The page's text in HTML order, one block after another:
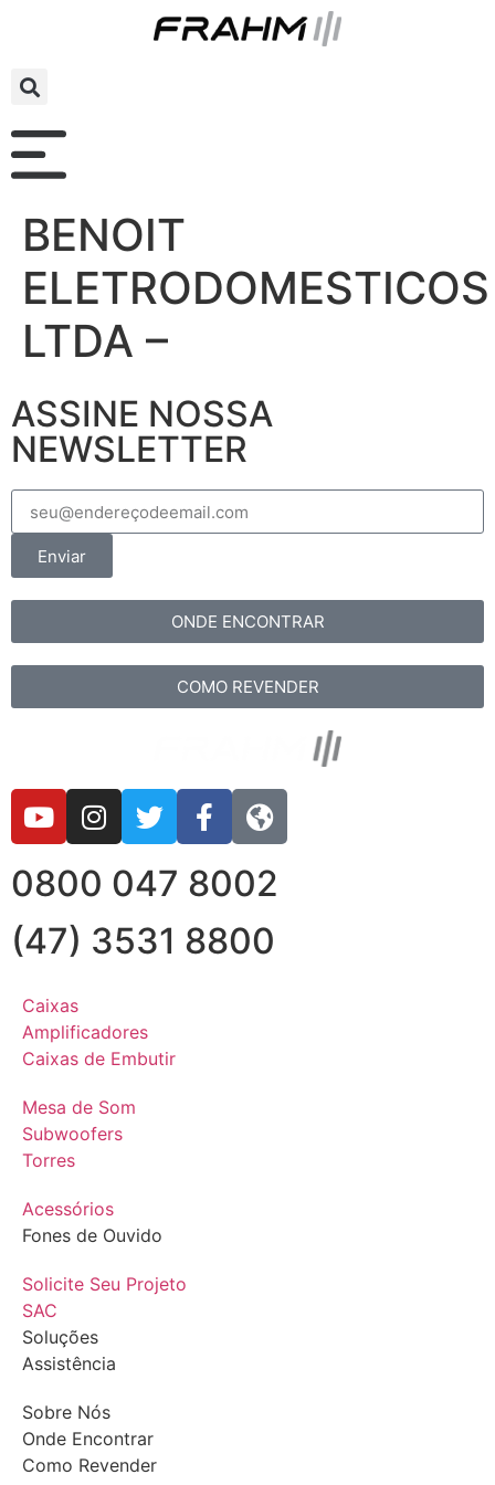
BENOIT
ELETRODOMESTICOS
LTDA –
ASSINE NOSSA
NEWSLETTER
Enviar
ONDE ENCONTRAR
COMO REVENDER
0800 047 8002
(47) 3531 8800
Caixas
Amplificadores
Caixas de Embutir
Mesa de Som
Subwoofers
Torres
Acessórios
Fones de Ouvido
Solicite Seu Projeto
SAC
Soluções
Assistência
Sobre Nós
Onde Encontrar
Como Revender